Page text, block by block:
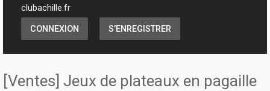
clubachille.fr
CONNEXION S’ENREGISTRER
[Ventes] Jeux de plateaux en pagaille